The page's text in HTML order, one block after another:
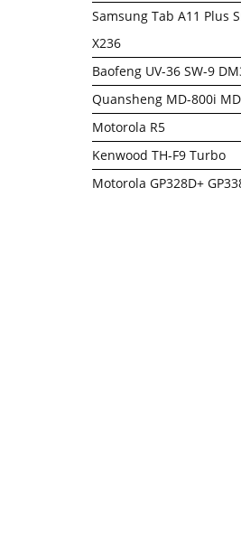
Samsung Tab A11 Plus
X236
Baofeng UV-36 SW-9
Quansheng MD-800i
Motorola R5
Kenwood TH-F9 Turbo
Motorola GP328D+